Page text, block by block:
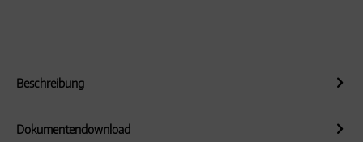
Beschreibung
Dokumentendownload